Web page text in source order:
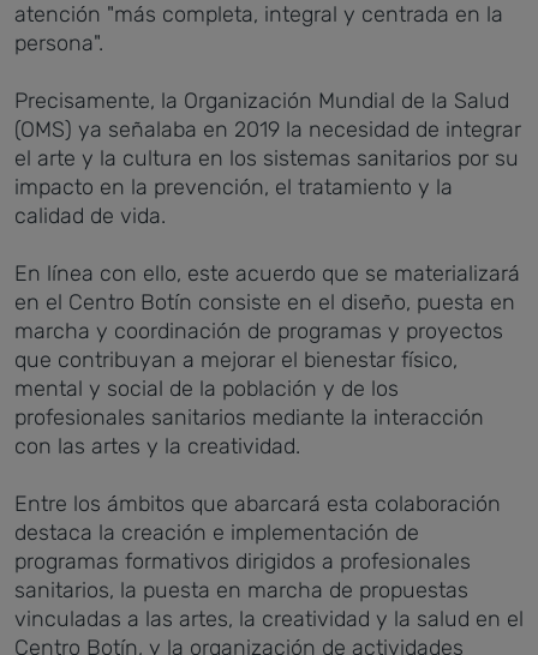
atención "más completa, integral y centrada en la
persona".
Precisamente, la Organización Mundial de la Salud
(OMS) ya señalaba en 2019 la necesidad de integrar
el arte y la cultura en los sistemas sanitarios por su
impacto en la prevención, el tratamiento y la
calidad de vida.
En línea con ello, este acuerdo que se materializará
en el Centro Botín consiste en el diseño, puesta en
marcha y coordinación de programas y proyectos
que contribuyan a mejorar el bienestar físico,
mental y social de la población y de los
profesionales sanitarios mediante la interacción
con las artes y la creatividad.
Entre los ámbitos que abarcará esta colaboración
destaca la creación e implementación de
programas formativos dirigidos a profesionales
sanitarios, la puesta en marcha de propuestas
vinculadas a las artes, la creatividad y la salud en el
Centro Botín, y la organización de actividades